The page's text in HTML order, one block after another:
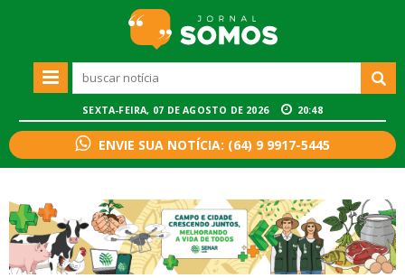
SEXTA-FEIRA, 07 DE AGOSTO DE 2026 20:48
ENVIE SUA NOTÍCIA: (64) 9 9917-5445